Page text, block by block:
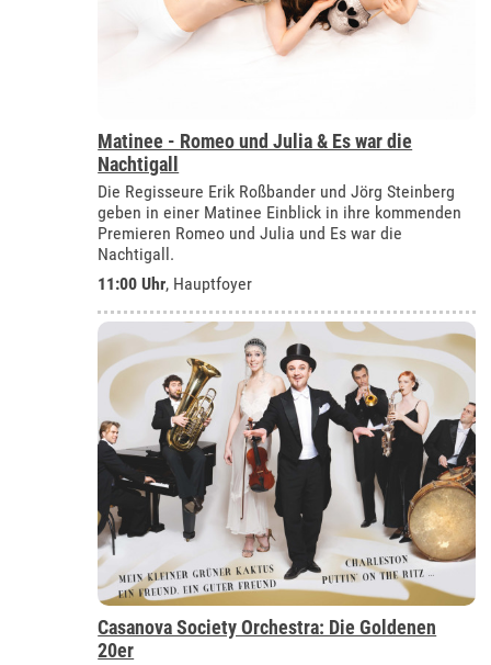
Matinee - Romeo und Julia & Es war die
Nachtigall
Die Regisseure Erik Roßbander und Jörg Steinberg
geben in einer Matinee Einblick in ihre kommenden
Premieren Romeo und Julia und Es war die
Nachtigall.
11:00 Uhr, Hauptfoyer
Casanova Society Orchestra: Die Goldenen
20er